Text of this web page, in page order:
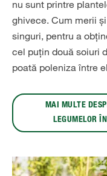
nu sunt printre
ghivece. Cum merii
singuri, pentru a
cel puțin două soiuri
poată poleniza între
MAI MULTE
LEGUMELOR